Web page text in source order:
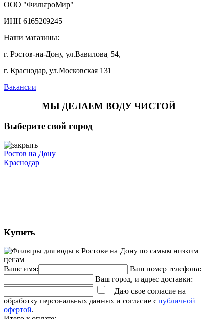
ООО "ФильтроМир"
ИНН 6165209245
Наши магазины:
г. Ростов-на-Дону, ул.Вавилова, 54,
г. Краснодар, ул.Московская 131
Вакансии
МЫ ДЕЛАЕМ ВОДУ ЧИСТОЙ
Выберите свой город
Ростов на Дону
Краснодар
Купить
Ваше имя:
Ваш номер телефона:
Ваш город, и адрес доставки:
Даю свое согласие на
обработку персональных данных и согласие с публичной
офертой.